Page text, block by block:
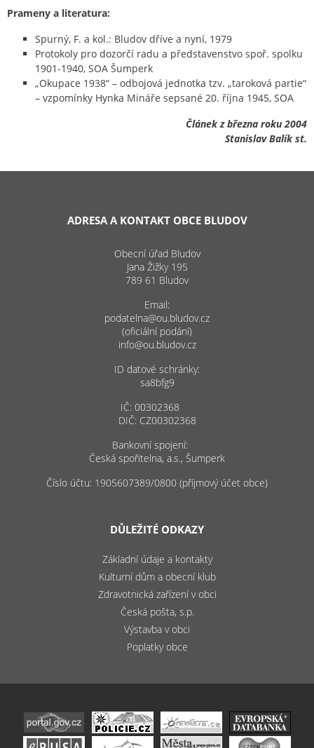
Prameny a literatura:
Spurný, F. a kol.: Bludov dříve a nyní, 1979
Protokoly pro dozorčí radu a představenstvo spoř. spolku
1901-1940, SOA Šumperk
„Okupace 1938“ – odbojová jednotka tzv. „taroková partie“
– vzpomínky Hynka Mináře sepsané 20. října 1945, SOA
Článek z března roku 2004
Stanislav Balík st.
ADRESA A KONTAKT OBCE BLUDOV
Obecní úřad Bludov
Jana Žižky 195
789 61 Bludov
Email:
podatelna@ou.bludov.cz
(oficiální podání)
info@ou.bludov.cz
ID datové schránky:
sa8bfg9
IČ: 00302368
DIČ: CZ00302368
Bankovní spojení:
Česká spořitelna, a.s., Šumperk
Číslo účtu: 1905607389/0800 (příjmový účet obce)
DŮLEŽITÉ ODKAZY
Základní údaje a kontakty
Kulturní dům a obecní klub
Zdravotnická zařízení v obci
Česká pošta, s.p.
Výstavba v obci
Poplatky obce